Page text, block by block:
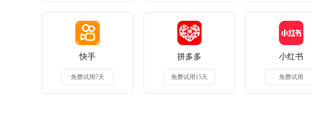
快手
免费试用7天
拼多多
免费试用15天
小红书
免费试用